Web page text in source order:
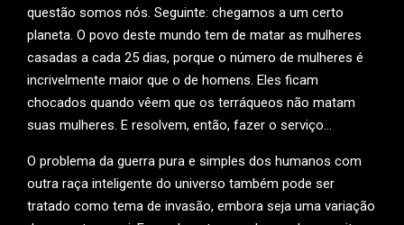
questão somos nós. Seguinte: chegamos a um certo
planeta. O povo deste mundo tem de matar as mulheres
casadas a cada 25 dias, porque o número de mulheres é
incrivelmente maior que o de homens. Eles ficam
chocados quando vêem que os terráqueos não matam
suas mulheres. E resolvem, então, fazer o serviço…
O problema da guerra pura e simples dos humanos com
outra raça inteligente do universo também pode ser
tratado como tema de invasão, embora seja uma variação